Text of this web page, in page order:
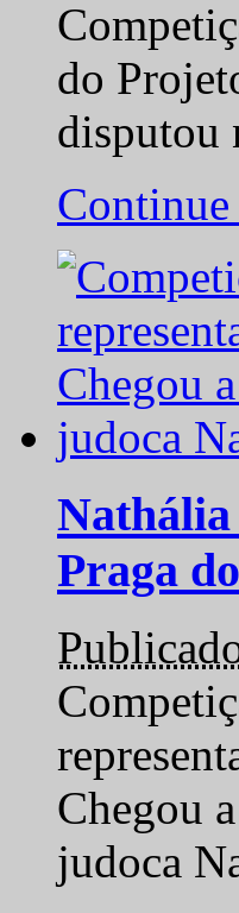
do
Nathália
Praga
Chegou
judoca